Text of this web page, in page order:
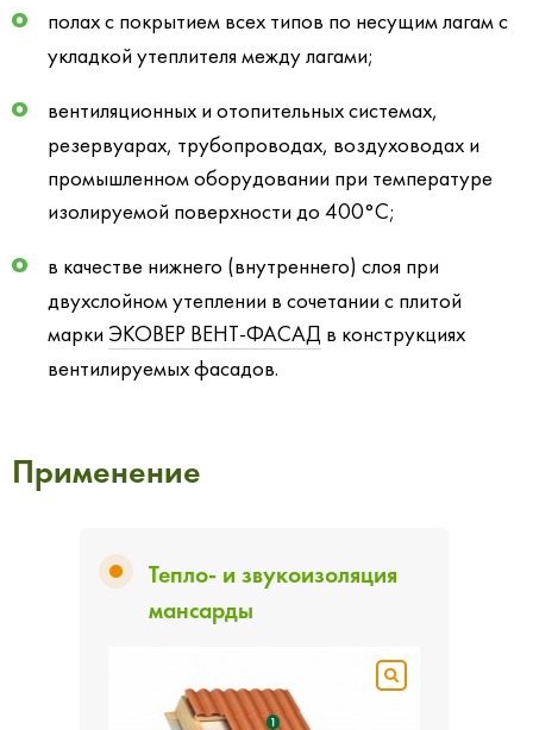
полах с покрытием всех типов по несущим лагам с
укладкой утеплителя между лагами;
вентиляционных и отопительных системах,
резервуарах, трубопроводах, воздуховодах и
промышленном оборудовании при температуре
изолируемой поверхности до 400°С;
в качестве нижнего (внутреннего) слоя при
двухслойном утеплении в сочетании с плитой
марки ЭКОВЕР ВЕНТ-ФАСАД в конструкциях
вентилируемых фасадов.
Применение
Тепло- и звукоизоляция
мансарды